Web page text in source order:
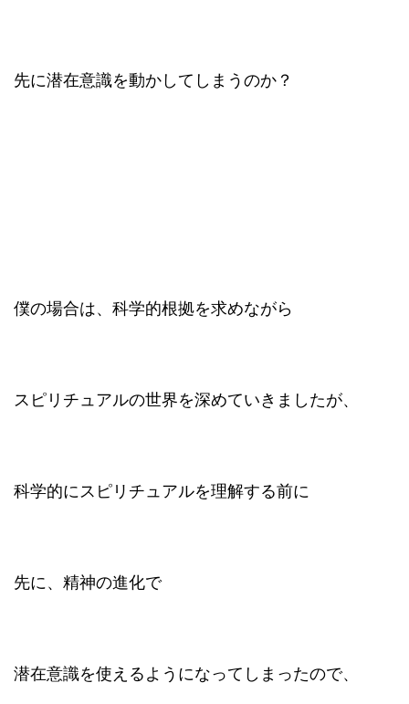
先に潜在意識を動かしてしまうのか？
僕の場合は、科学的根拠を求めながら
スピリチュアルの世界を深めていきましたが、
科学的にスピリチュアルを理解する前に
先に、精神の進化で
潜在意識を使えるようになってしまったので、